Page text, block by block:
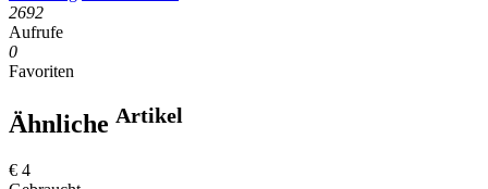
2692
Aufrufe
0
Favoriten
Ähnliche Artikel
€ 4